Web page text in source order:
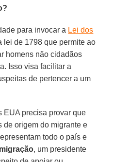
para invocar a Lei dos
lei de 1798 que permite ao
homens não cidadãos
Isso visa facilitar a
de pertencer a um
EUA precisa provar que
de origem do migrante e
todo o país e
, um presidente